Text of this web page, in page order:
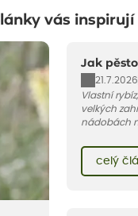
vás
Jak
21.7.2026
Vlastní
velkých
nádobách
pár
celý